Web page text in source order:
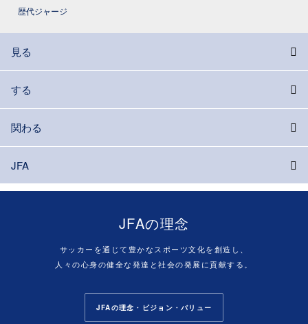
歴代ジャージ
見る
する
関わる
JFA
JFAの理念
サッカーを通じて豊かなスポーツ文化を創造し、
人々の心身の健全な発達と社会の発展に貢献する。
JFAの理念・ビジョン・バリュー